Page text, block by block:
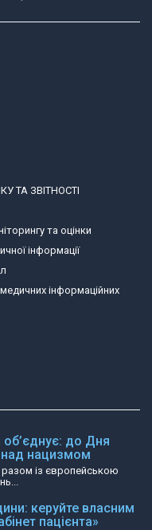
ТА ЗВІТНОСТІ
та оцінки
інформації
інформаційних
об’єднує: до Дня
над нацизмом
із європейською
керуйте власним
пацієнта»